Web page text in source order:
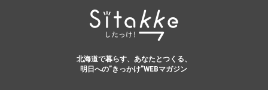
北海道で暮らす、あなたとつくる、
明日への”きっかけ”WEBマガジン